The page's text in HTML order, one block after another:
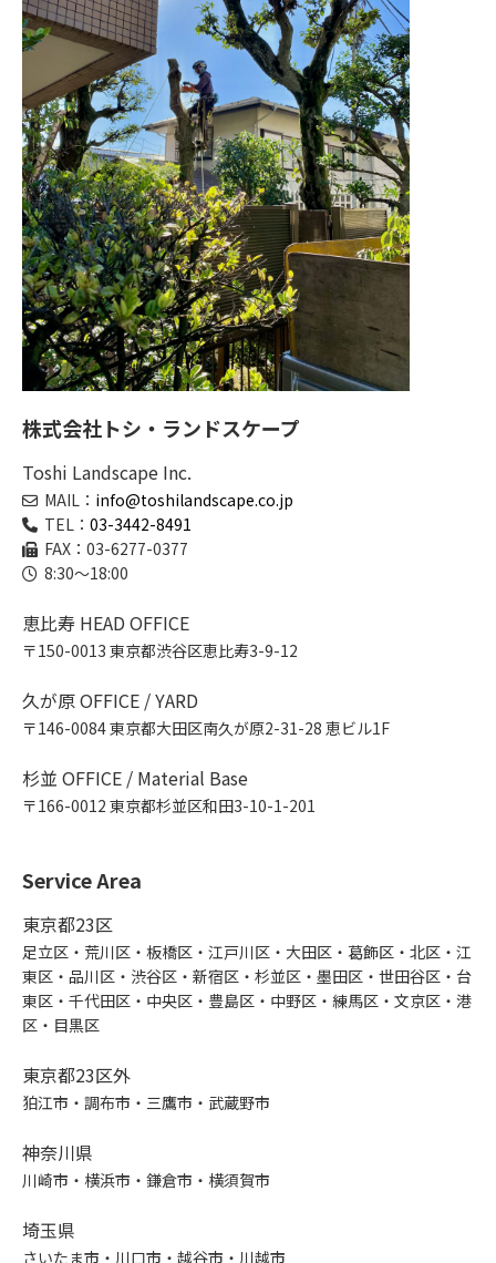
株式会社トシ・ランドスケープ
Toshi Landscape Inc.
MAIL： info@toshilandscape.co.jp
TEL： 03-3442-8491
FAX：03-6277-0377
8:30～18:00
恵比寿 HEAD OFFICE
〒150-0013 東京都渋谷区恵比寿3-9-12
久が原 OFFICE / YARD
〒146-0084 東京都大田区南久が原2-31-28 恵ビル1F
杉並 OFFICE / Material Base
〒166-0012 東京都杉並区和田3-10-1-201
Service Area
東京都23区
足立区・荒川区・板橋区・江戸川区・大田区・葛飾区・北区・江
東区・品川区・渋谷区・新宿区・杉並区・墨田区・世田谷区・台
東区・千代田区・中央区・豊島区・中野区・練馬区・文京区・港
区・目黒区
東京都23区外
狛江市・調布市・三鷹市・武蔵野市
神奈川県
川崎市・横浜市・鎌倉市・横須賀市
埼玉県
さいたま市・川口市・越谷市・川越市